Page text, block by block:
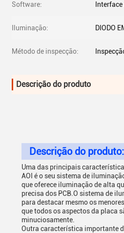
Software:
Iluminação: DIODO
Método de inspecção:
Descrição do produto
Descrição do produto:
Uma das principais
AOI é o seu sistema de
que oferece iluminação de alta
precisa dos PCB.O sistema de
para destacar mesmo os
que todos os aspectos da placa
minuciosamente.
Outra característica importante